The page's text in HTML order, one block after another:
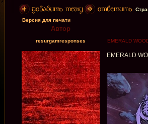
Версия для печати
Автор
resurgamresponses EMERALD
EMERALD